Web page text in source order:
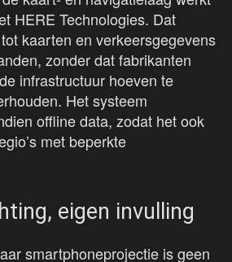
HERE Technologies. Dat
kaarten en verkeersgegevens
zonder dat fabrikanten
infrastructuur hoeven te
Het systeem
offline data, zodat het ook
met beperkte
eigen invulling
smartphoneprojectie is geen